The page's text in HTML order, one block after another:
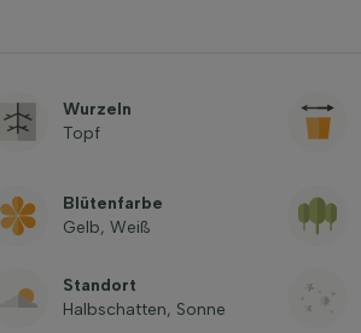
Wurzeln
Topf
Blütenfarbe
Gelb, Weiß
Standort
Halbschatten, Sonne